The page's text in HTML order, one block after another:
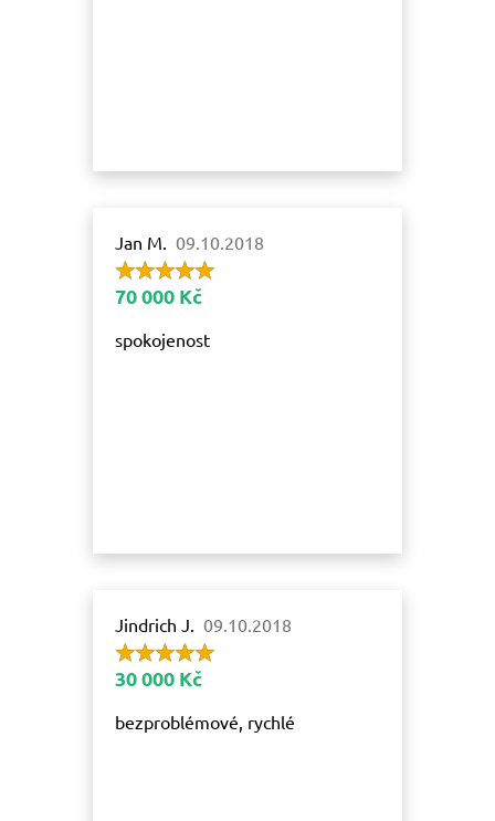
Jan M. 09.10.2018
70 000 Kč
spokojenost
Jindrich J. 09.10.2018
30 000 Kč
bezproblémové, rychlé